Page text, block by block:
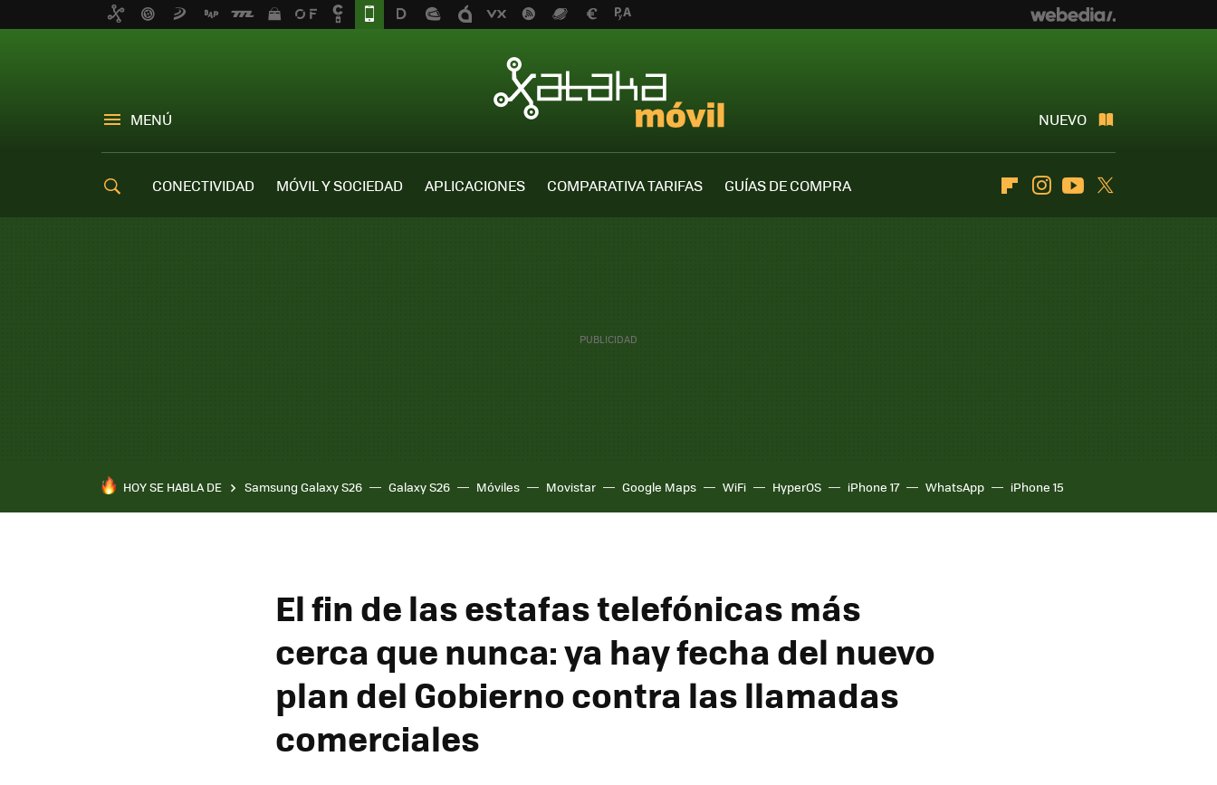
MENÚ NUEVO
CONECTIVIDAD MÓVIL Y SOCIEDAD APLICACIONES COMPARATIVA TARIFAS
GUÍAS DE COMPRA
FlipboardInstagramYoutube
HOY SE HABLA DE Samsung Galaxy S26 Galaxy S26 Móviles Movistar Google Maps WiFi HyperOS iPhone 17 WhatsApp iPhone 15
El fin de las estafas telefónicas más
cerca que nunca: ya hay fecha del nuevo
plan del Gobierno contra las llamadas
comerciales